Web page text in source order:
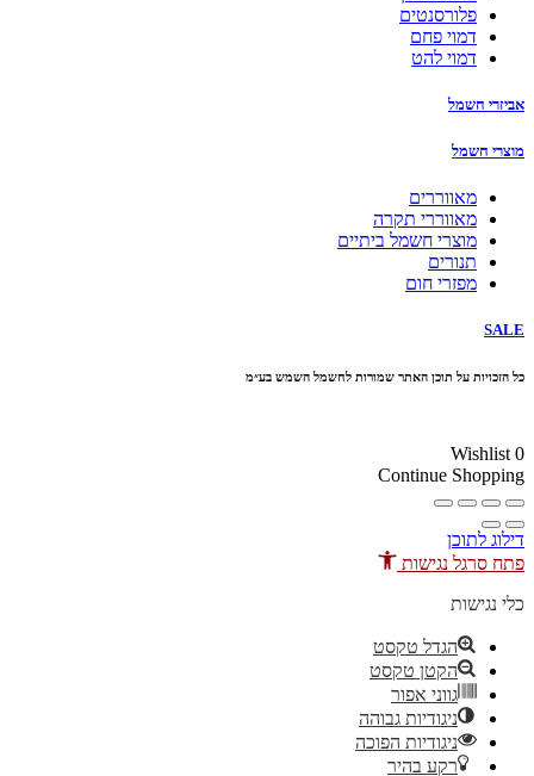
פלורסנטים
דמוי פחם
דמוי להט
אביזרי חשמל
מוצרי חשמל
מאווררים
מאווררי תקרה
מוצרי חשמל ביתיים
תנורים
מפזרי חום
SALE
כל הזכויות על תוכן האתר שמורות לחשמל השמש בע״מ
Wishlist 0
Continue Shopping
דילוג לתוכן
פתח סרגל נגישות
כלי נגישות
הגדל טקסט
הקטן טקסט
גווני אפור
ניגודיות גבוהה
ניגודיות הפוכה
רקע בהיר